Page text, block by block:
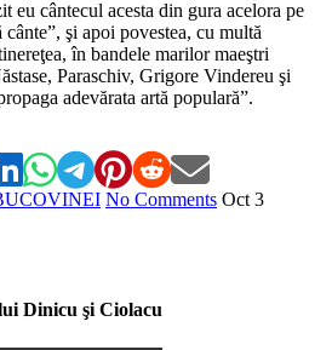
eu cântecul acesta din gura acelora pe
şi apoi povestea, cu multă
în bandele marilor maeştri
Paraschiv, Grigore Vindereu şi
adevărata artă populară”.
No Comments Oct 3
Dinicu şi Ciolacu